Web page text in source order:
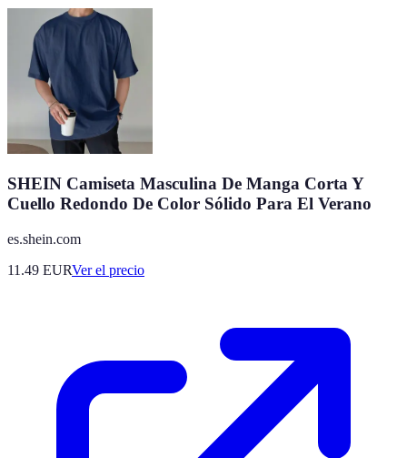
SHEIN Camiseta Masculina De Manga Corta Y
Cuello Redondo De Color Sólido Para El Verano
es.shein.com
11.49 EURVer el precio